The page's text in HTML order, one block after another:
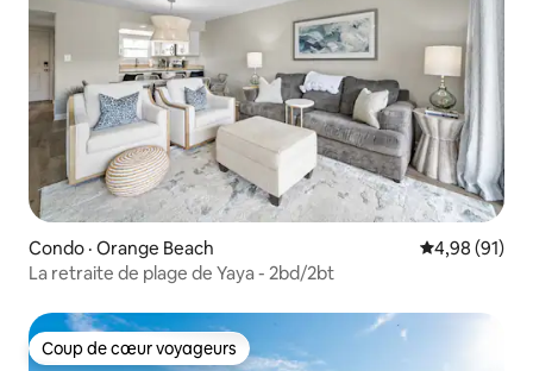
Condo · Orange Beach Note
4,98 (91)
La retraite de plage de Yaya - 2bd/2bt
Coup de cœur voyageurs
Coup de cœur voyageurs